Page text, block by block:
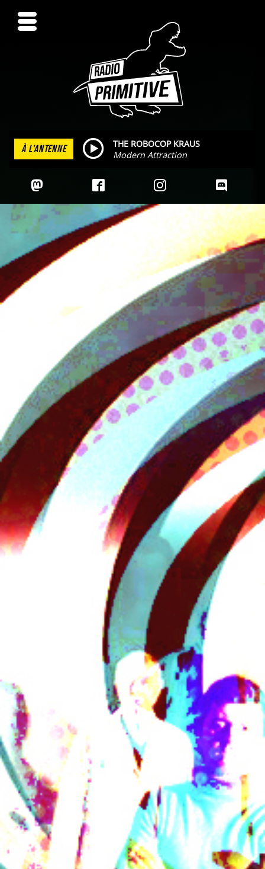
À L'ANTENNE
THE ROBOCOP KRAUS
Modern Attraction